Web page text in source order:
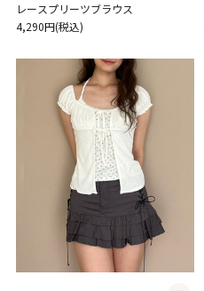
レースプリーツブラウス
4,290円(税込)